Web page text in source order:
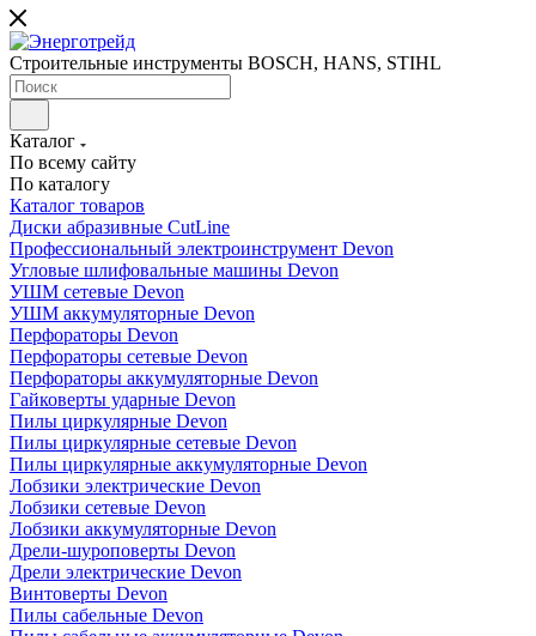
Строительные инструменты BOSCH, HANS, STIHL
Каталог
По всему сайту
По каталогу
Каталог товаров
Диски абразивные CutLine
Профессиональный электроинструмент Devon
Угловые шлифовальные машины Devon
УШМ сетевые Devon
УШМ аккумуляторные Devon
Перфораторы Devon
Перфораторы сетевые Devon
Перфораторы аккумуляторные Devon
Гайковерты ударные Devon
Пилы циркулярные Devon
Пилы циркулярные сетевые Devon
Пилы циркулярные аккумуляторные Devon
Лобзики электрические Devon
Лобзики сетевые Devon
Лобзики аккумуляторные Devon
Дрели-шуроповерты Devon
Дрели электрические Devon
Винтоверты Devon
Пилы сабельные Devon